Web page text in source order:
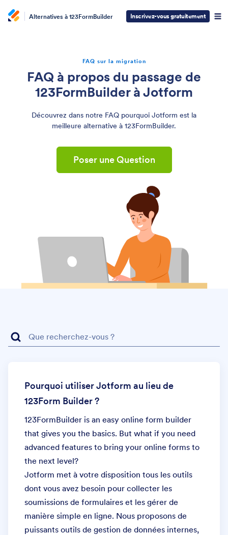
Alternatives à 123FormBuilder Inscrivez-vous gratuitement
FAQ sur la migration
FAQ à propos du passage de
123FormBuilder à Jotform
Découvrez dans notre FAQ pourquoi Jotform est la
meilleure alternative à 123FormBuilder.
Poser une Question
Pourquoi utiliser Jotform au lieu de
123Form Builder ?
123FormBuilder is an easy online form builder
that gives you the basics. But what if you need
advanced features to bring your online forms to
the next level?
Jotform met à votre disposition tous les outils
dont vous avez besoin pour collecter les
soumissions de formulaires et les gérer de
manière simple en ligne. Nous proposons de
puissants outils de gestion de données internes,